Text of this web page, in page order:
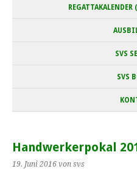
SVS
SVS
Handwerkerpokal
19. Juni 2016 von svs